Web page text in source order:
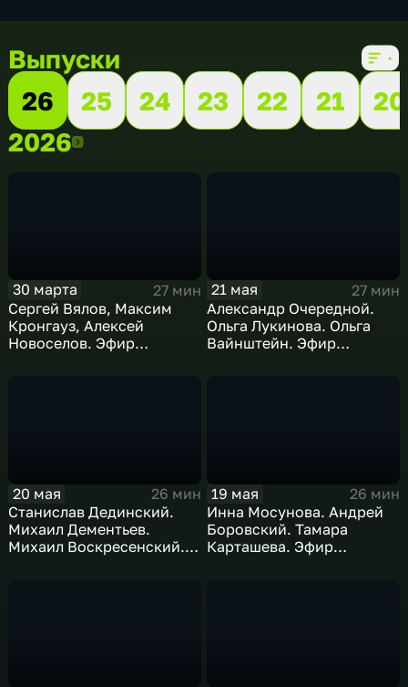
Выпуски
26
25 24 23 22 21
20
20262026
30 марта
27 мин
Сергей Вялов, Максим
Кронгауз, Алексей
Новоселов. Эфир
21 мая
27 мин
Александр Очередной.
Ольга Лукинова. Ольга
Вайнштейн. Эфир
20 мая
26 мин
Станислав Дединский.
Михаил Дементьев.
Михаил Воскресенский.
19 мая
26 мин
Инна Мосунова. Андрей
Боровский. Тамара
Карташева. Эфир